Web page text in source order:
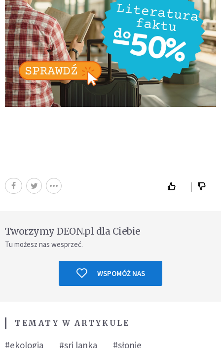
Tworzymy DEON.pl dla Ciebie
Tu możesz nas wesprzeć.
WSPOMÓŻ NAS
TEMATY W ARTYKULE
#ekologia #sri lanka #słonie